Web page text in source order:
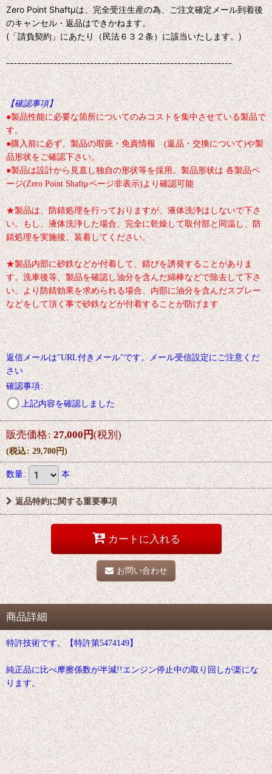
Zero Point Shaftμは、完全受注生産の為、ご注文確定メール到着後
のキャンセル・返品はできかねます。
(「請負契約」にあたり（民法６３２条）に該当いたします。)
--------------------------------------------------------------
【確認事項】
●製品性能に必要な箇所についてのみコストを集中させている製品で
す。
●購入前に必ず、製品の瑕疵・免責情報 (返品・交換について)や製
品形状をご確認下さい。
●製品は設計から見直し独自の形状等を採用。製品形状は 各製品ペ
ージ(Zero Point Shaftμページ非表示)より確認可能
★製品は、防錆処理を行っておりますが、液体洗浄はしないで下さ
い。もし、液体洗浄した場合、完全に乾燥して取付部と同温し、防
錆処理を実施後、装着してください。
★製品内部に砂鉄などが付着して、錆びを誘発することがありま
す。洗車後等、製品を確認し油分を含んだ綿棒などで除去して下さ
い。より防錆効果を求められる場合、内部に油分を含んだスプレー
などをして頂く事で砂鉄などが付着することが防げます
返信メールは"URL付きメール"です。メール受信設定にご注意くだ
さい
確認事項:
上記内容を確認しました
販売価格: 27,000円(税別)
(税込: 29,700円)
数量: 本
返品特約に関する重要事項
カートに入れる
お問い合わせ
商品詳細
特許技術です。【特許第5474149】
純正品に比べ摩擦係数が半減!!エンジン停止中の取り回しが楽にな
ります。